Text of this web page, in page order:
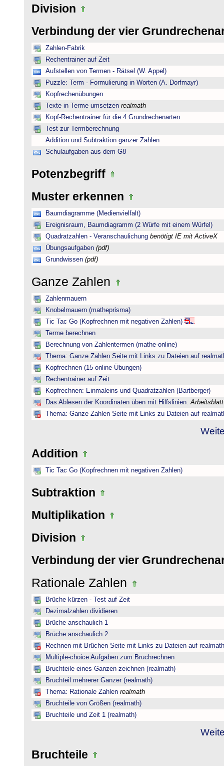
Division
Verbindung der vier
Zahlen-Fabrik
Rechentrainer auf Zeit
Aufstellen von Termen - Rätsel (W. Appel)
Puzzle: Term - Formulierung in Worten (A. Dorfmayr)
Kopfrechenübungen
Texte in Terme umsetzen realmath
Kopf-Rechentrainer für die 4 Grundrechenarten
Test zur Termberechnung
Addition und Subtraktion ganzer Zahlen
Schulaufgaben aus dem G8
Potenzbegriff
Muster erkennen
Baumdiagramme (Medienvielfalt)
Ereignisraum, Baumdiagramm (2 Würfe mit einem Würfel)
Quadratzahlen - Veranschaulichung benötigt IE mit ActiveX
Übungsaufgaben (pdf)
Grundwissen (pdf)
Ganze Zahlen
Zahlenmauern
Knobelmauern (matheprisma)
Tic Tac Go (Kopfrechnen mit negativen Zahlen)
Terme berechnen
Berechnung von Zahlentermen (mathe-online)
Thema: Ganze Zahlen Seite mit Links zu Dateien auf
Kopfrechnen (15 online-Übungen)
Rechentrainer auf Zeit
Kopfrechnen: Einmaleins und Quadratzahlen (Bartberger)
Das Ablesen der Koordinaten üben mit Hilfslinien.
Thema: Ganze Zahlen Seite mit Links zu Dateien auf
Addition
Tic Tac Go (Kopfrechnen mit negativen Zahlen)
Subtraktion
Multiplikation
Division
Verbindung der vier
Rationale Zahlen
Brüche kürzen - Test auf Zeit
Dezimalzahlen dividieren
Brüche anschaulich 1
Brüche anschaulich 2
Rechnen mit Brüchen Seite mit Links zu Dateien auf
Multiple-choice Aufgaben zum Bruchrechnen
Bruchteile eines Ganzen zeichnen (realmath)
Bruchteil mehrerer Ganzer (realmath)
Thema: Rationale Zahlen realmath
Bruchteile von Größen (realmath)
Bruchteile und Zeit 1 (realmath)
Bruchteile